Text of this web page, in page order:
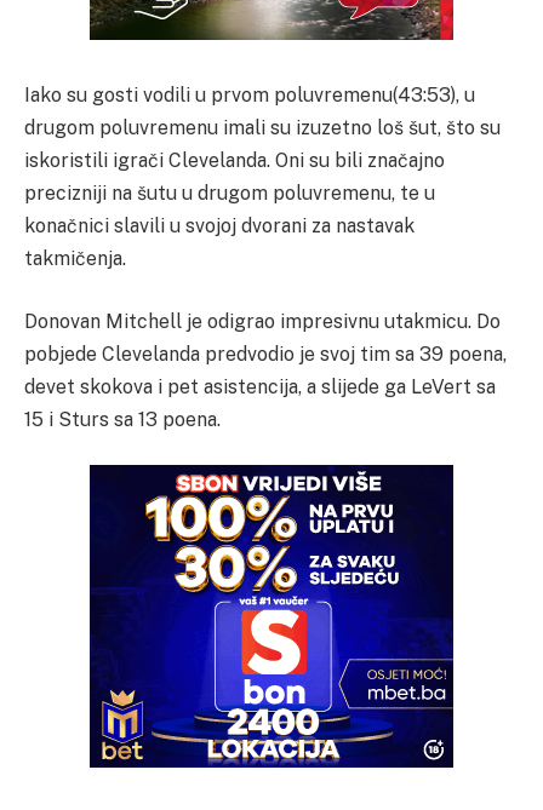
Iako su gosti vodili u prvom poluvremenu(43:53), u
drugom poluvremenu imali su izuzetno loš šut, što su
iskoristili igrači Clevelanda. Oni su bili značajno
precizniji na šutu u drugom poluvremenu, te u
konačnici slavili u svojoj dvorani za nastavak
takmičenja.
Donovan Mitchell je odigrao impresivnu utakmicu. Do
pobjede Clevelanda predvodio je svoj tim sa 39 poena,
devet skokova i pet asistencija, a slijede ga LeVert sa
15 i Sturs sa 13 poena.